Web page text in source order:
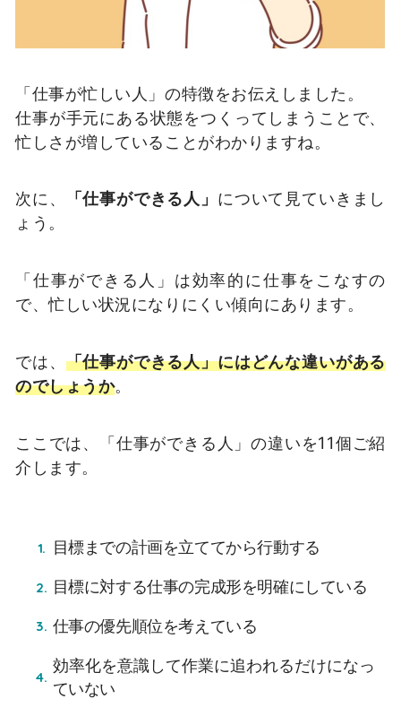
「仕事が忙しい人」の特徴をお伝えしました。
仕事が手元にある状態をつくってしまうことで、
忙しさが増していることがわかりますね。
次に、 「仕事ができる人」 について見ていきまし
ょう。
「仕事ができる人」は効率的に仕事をこなすの
で、忙しい状況になりにくい傾向にあります。
では、 「仕事ができる人」にはどんな違いがある
のでしょうか。
ここでは、「仕事ができる人」の違いを11個ご紹
介します。
目標までの計画を立ててから行動する
目標に対する仕事の完成形を明確にしている
仕事の優先順位を考えている
効率化を意識して作業に追われるだけになっ
ていない